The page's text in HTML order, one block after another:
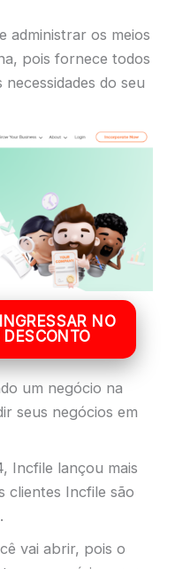
administrar os meios
pois fornece todos
do seu
NO
DESCONTO
um negócio na
seus negócios em
Incfile lançou mais
clientes Incfile são
vai abrir, pois o